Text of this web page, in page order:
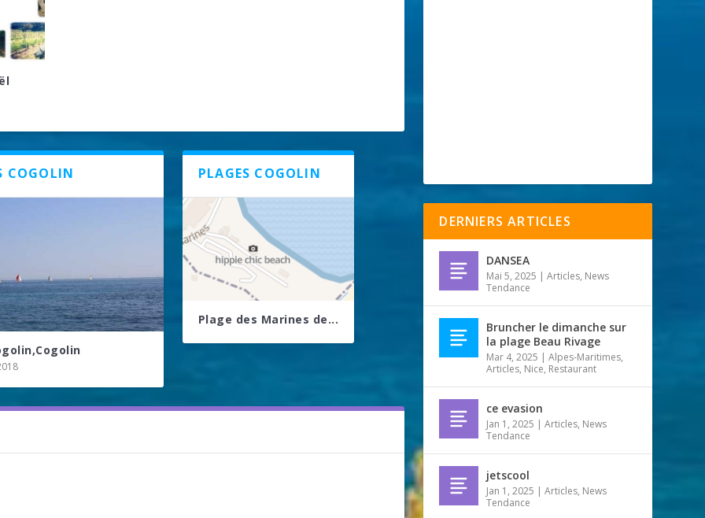
COGOLIN PLAGES COGOLIN
Plage des Marines de...
DERNIERS ARTICLES
DANSEA
Mai 5, 2025 |Articles, News
Tendance
Bruncher le dimanche sur
la plage Beau Rivage
Mar 4, 2025 |Alpes-Maritimes,
Articles, Nice, Restaurant
ce evasion
Jan 1, 2025 |Articles, News
Tendance
jetscool
Jan 1, 2025 |Articles, News
Tendance